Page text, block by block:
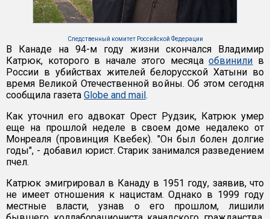
Следственный комитет Российской Федерации
В Канаде на 94-м году жизни скончался Владимир
Катрюк, которого в начале этого месяцаобвинили в
России в убийствах жителей белорусской Хатыни во
время Великой Отечественной войны. Об этом сегодня
сообщила газета Globe and mail.
Как уточнил его адвокат Орест Рудзик, Катрюк умер
еще на прошлой неделе в своем доме недалеко от
Монреаля (провинция Квебек). "Он был болен долгие
годы", - добавил юрист. Старик занимался разведением
пчел.
Катрюк эмигрировал в Канаду в 1951 году, заявив, что
не имеет отношения к нацистам. Однако в 1999 году
местные власти, узнав о его прошлом, лишили